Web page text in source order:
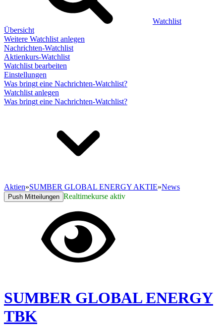
Watchlist
Übersicht
Weitere Watchlist anlegen
Nachrichten-Watchlist
Aktienkurs-Watchlist
Watchlist bearbeiten
Einstellungen
Was bringt eine Nachrichten-Watchlist?
Watchlist anlegen
Was bringt eine Nachrichten-Watchlist?
Aktien»SUMBER GLOBAL ENERGY AKTIE»News
Push Mitteilungen Realtimekurse aktiv
SUMBER GLOBAL ENERGY
TBK